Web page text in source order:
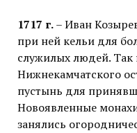
1717 г.– Иван
при ней кельи для
служилых людей. Так
Нижнекамчатского
пустынь для
Новоявленные
занялись